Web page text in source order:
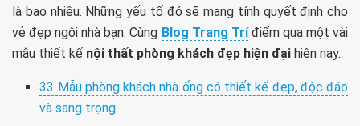
là bao nhiêu. Những yếu tố đó sẽ mang tính quyết định cho
vẻ đẹp ngôi nhà bạn. Cùng Blog Trang Tríđiểm qua một vài
mẫu thiết kế nội thất phòng khách đẹp hiện đại hiện nay.
33 Mẫu phòng khách nhà ống có thiết kế đẹp, độc đáo
và sang trọng